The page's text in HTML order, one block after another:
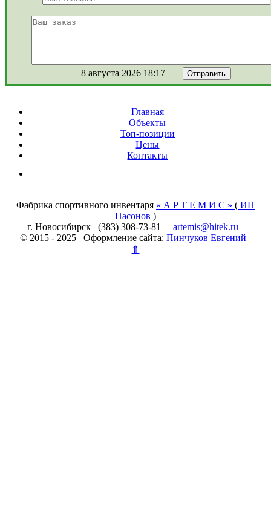
8 августа 2026 18:17
Главная
Объекты
Топ-позиции
Цены
Контакты
Фабрика спортивного инвентаря « А Р Т Е М И С » ( ИП
Насонов )
г. Новосибирск (383) 308-73-81
artemis@hitek.ru
© 2015 - 2025 Оформление сайта: Пинчуков Евгений
⇑